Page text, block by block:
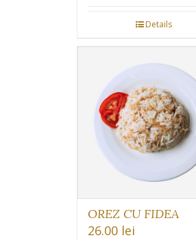
Details
OREZ CU FIDEA
26.00 lei